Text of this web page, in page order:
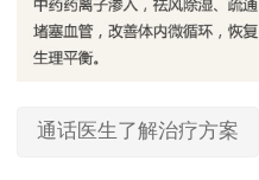
通话医生了解治疗方案